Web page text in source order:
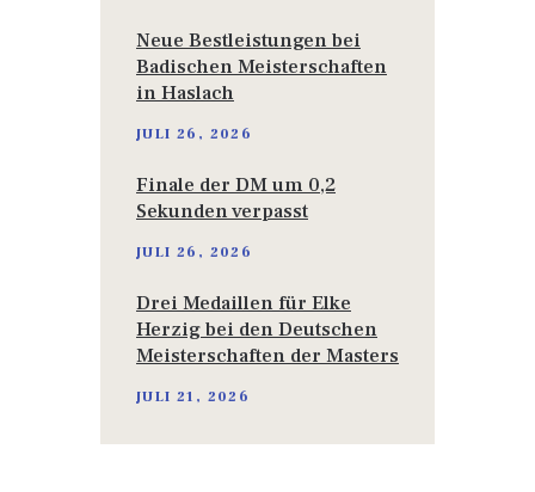
Neue Bestleistungen bei
Badischen Meisterschaften
in Haslach
JULI 26, 2026
Finale der DM um 0,2
Sekunden verpasst
JULI 26, 2026
Drei Medaillen für Elke
Herzig bei den Deutschen
Meisterschaften der Masters
JULI 21, 2026